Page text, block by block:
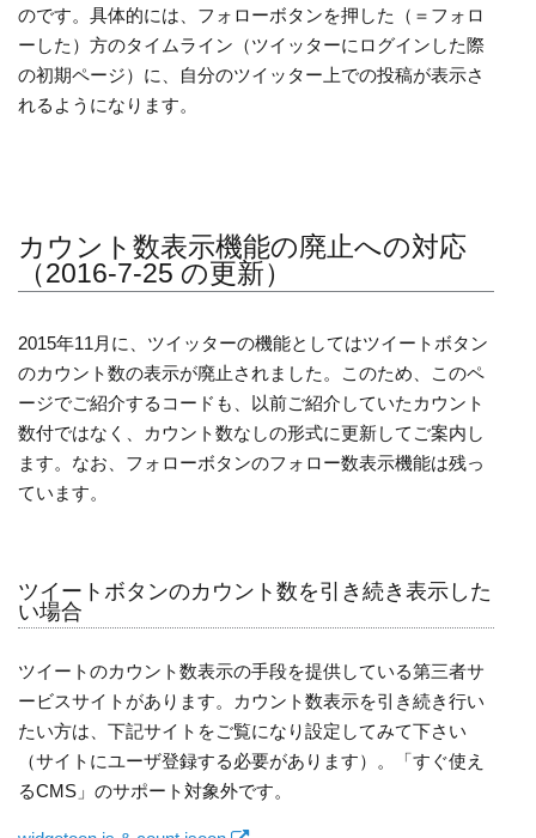
のです。具体的には、フォローボタンを押した（＝フォロ
ーした）方のタイムライン（ツイッターにログインした際
の初期ページ）に、自分のツイッター上での投稿が表示さ
れるようになります。
カウント数表示機能の廃止への対応
（2016-7-25 の更新）
2015年11月に、ツイッターの機能としてはツイートボタン
のカウント数の表示が廃止されました。このため、このペ
ージでご紹介するコードも、以前ご紹介していたカウント
数付ではなく、カウント数なしの形式に更新してご案内し
ます。なお、フォローボタンのフォロー数表示機能は残っ
ています。
ツイートボタンのカウント数を引き続き表示した
い場合
ツイートのカウント数表示の手段を提供している第三者サ
ービスサイトがあります。カウント数表示を引き続き行い
たい方は、下記サイトをご覧になり設定してみて下さい
（サイトにユーザ登録する必要があります）。「すぐ使え
るCMS」のサポート対象外です。